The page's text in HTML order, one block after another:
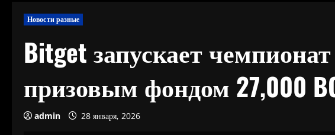
Новости разные
Bitget запускает
призовым фондом 27,000
admin 28 января, 2026